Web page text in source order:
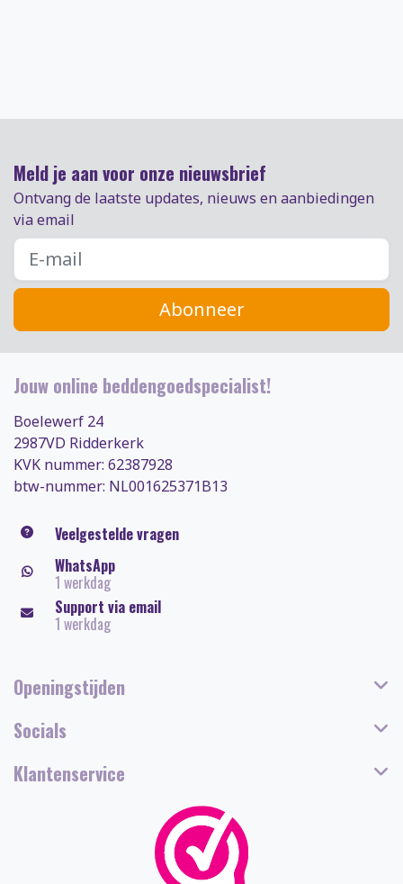
Meld je aan voor onze nieuwsbrief
Ontvang de laatste updates, nieuws en aanbiedingen
via email
Abonneer
Jouw online beddengoedspecialist!
Boelewerf 24
2987VD Ridderkerk
KVK nummer: 62387928
btw-nummer: NL001625371B13
Veelgestelde vragen
WhatsApp
1 werkdag
Support via email
1 werkdag
Openingstijden
Socials
Klantenservice